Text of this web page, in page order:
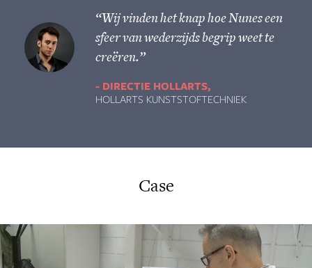
“Wij vinden het knap hoe Nunes een
sfeer van wederzijds begrip weet te
creëren.”
DIRECTIE HOLLARTS
HOLLARTS KUNSTSTOFTECHNIEK
Case